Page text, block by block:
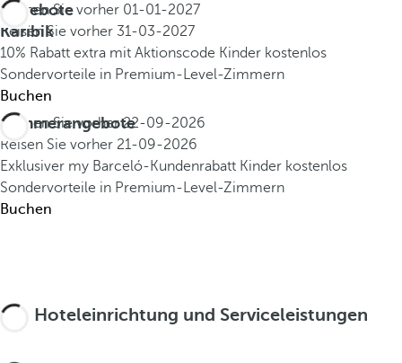
Angebote
Karibik
Buchen Sie vorher 01-01-2027
Reisen Sie vorher 31-03-2027
10% Rabatt extra mit Aktionscode Kinder kostenlos
Sondervorteile in Premium-Level-Zimmern
Buchen
Sommerangebote
Buchen Sie vorher22-09-2026
Reisen Sie vorher 21-09-2026
Exklusiver my Barceló-Kundenrabatt Kinder kostenlos
Sondervorteile in Premium-Level-Zimmern
Buchen
Hoteleinrichtung und Serviceleistungen